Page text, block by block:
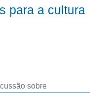
para a cultura